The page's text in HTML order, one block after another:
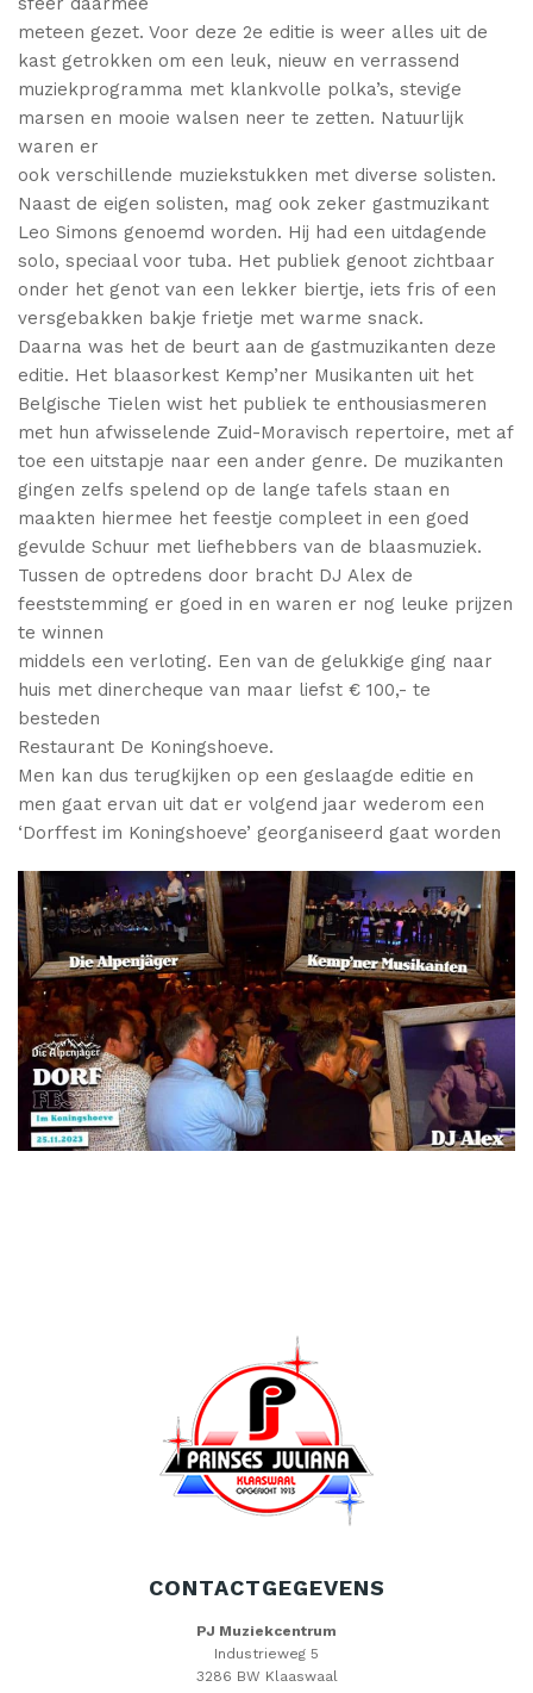
meteen gezet. Voor deze 2e editie is weer alles uit de
kast getrokken om een leuk, nieuw en verrassend
muziekprogramma met klankvolle polka’s, stevige
marsen en mooie walsen neer te zetten. Natuurlijk
waren er
ook verschillende muziekstukken met diverse solisten.
Naast de eigen solisten, mag ook zeker gastmuzikant
Leo Simons genoemd worden. Hij had een uitdagende
solo, speciaal voor tuba. Het publiek genoot zichtbaar
onder het genot van een lekker biertje, iets fris of een
versgebakken bakje frietje met warme snack.
Daarna was het de beurt aan de gastmuzikanten deze
editie. Het blaasorkest Kemp’ner Musikanten uit het
Belgische Tielen wist het publiek te enthousiasmeren
met hun afwisselende Zuid-Moravisch repertoire, met af
toe een uitstapje naar een ander genre. De muzikanten
gingen zelfs spelend op de lange tafels staan en
maakten hiermee het feestje compleet in een goed
gevulde Schuur met liefhebbers van de blaasmuziek.
Tussen de optredens door bracht DJ Alex de
feeststemming er goed in en waren er nog leuke prijzen
te winnen
middels een verloting. Een van de gelukkige ging naar
huis met dinercheque van maar liefst € 100,- te
besteden
Restaurant De Koningshoeve.
Men kan dus terugkijken op een geslaagde editie en
men gaat ervan uit dat er volgend jaar wederom een
‘Dorffest im Koningshoeve’ georganiseerd gaat worden
CONTACTGEGEVENS
PJ Muziekcentrum
Industrieweg 5
3286 BW Klaaswaal